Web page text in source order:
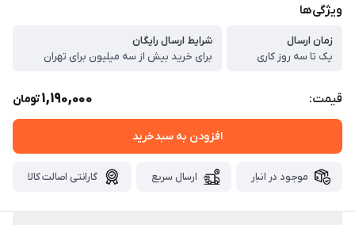
ویژگی‌ها
زمان ارسال
یک تا سه روز کاری
شرایط ارسال رایگان
برای خرید بیش از سه میلیون برای تهران
قیمت: 1,190,000تومان
افزودن به سبدخرید
موجود در انبار ارسال سریع گارانتی اصالت کالا